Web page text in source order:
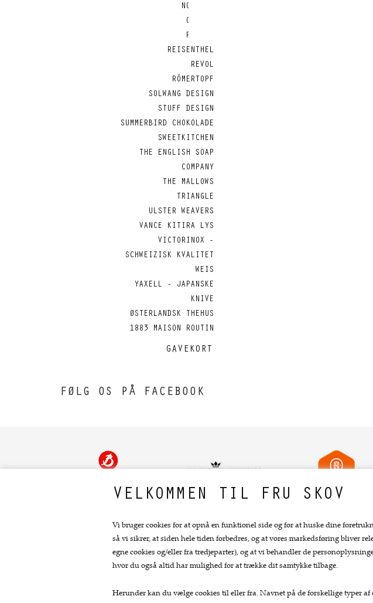
VELKOMMEN TIL FRU SKOV
Vi bruger cookies for at opnå en funktionel side og for at huske dine
så vi sikrer, at siden hele tiden forbedres, og at vores markedsføring bliver
egne cookies og/eller fra tredjeparter), og at vi behandler de
hvor du også altid har mulighed for at trække dit samtykke tilbage.
Herunder kan du vælge cookies til eller fra. Navnet på de forskellige typer
NORDISK
OPINEL
PEBBLY
REISENTHEL
REVOL
RÖMERTOPF
SOLWANG DESIGN
STUFF DESIGN
SUMMERBIRD CHOKOLADE
SWEETKITCHEN
THE ENGLISH SOAP
COMPANY
THE MALLOWS
TRIANGLE
ULSTER WEAVERS
VANCE KITIRA LYS
VICTORINOX -
SCHWEIZISK KVALITET
WEIS
YAXELL - JAPANSKE
KNIVE
ØSTERLANDSK THEHUS
1883 MAISON ROUTIN
GAVEKORT
FØLG OS PÅ FACEBOOK
Top kategorier